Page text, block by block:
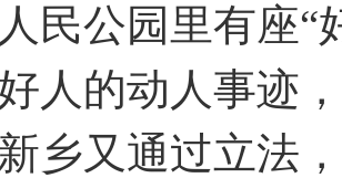
民公园里有座“
人的动人事迹
乡又通过立法